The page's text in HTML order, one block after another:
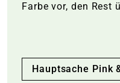
Farbe vor, den Rest
Hauptsache Pink